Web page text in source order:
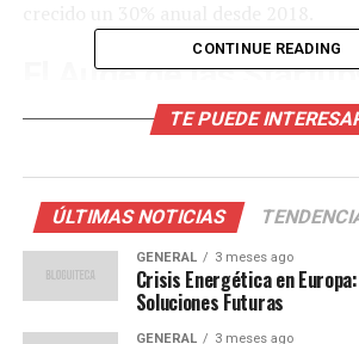
El Auge de las
Las startups tecnológicas en América
innovadoras. Desde aplicaciones de
plataformas de educación en línea,
emergentes están utilizando la
desafíos únicos de la región. Un
startup brasileña Nubank, que ha
sector bancario con su enfoque digital.
CONTINUE READING
TE PUEDE
ÚLTIMAS NOTICIAS
GENERAL 3 meses ago
Crisis Energética en
Soluciones Futuras
GENERAL 3 meses ago